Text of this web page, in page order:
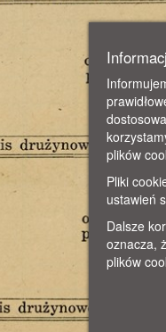
plików
Pliki
ustawień
Dalsze
oznacza,
plików